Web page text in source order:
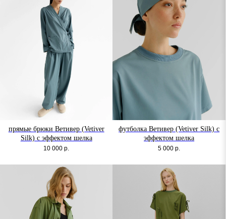
прямые брюки Ветивер (Vetiver
Silk) с эффектом шелка
10 000 р.
футболка Ветивер (Vetiver Silk) с
эффектом шелка
5 000 р.